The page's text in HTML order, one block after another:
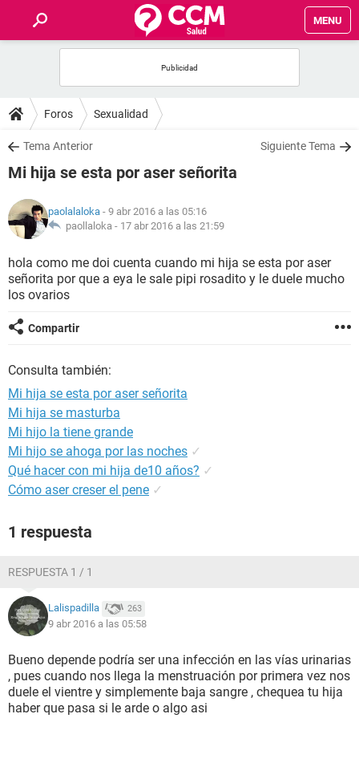
MENU
FOROS
SALUD
FAMILIA
NUTRICIÓN
BIENESTAR
Foros Sexualidad
Tema Anterior Siguiente Tema
Mi hija se esta por aser señorita
paolalaloka - 9 abr 2016 a las 05:16
paollaloka - 17 abr 2016 a las 21:59
hola como me doi cuenta cuando mi hija se esta por aser
señorita por que a eya le sale pipi rosadito y le duele mucho
los ovarios
Compartir
Consulta también:
Mi hija se esta por aser señorita
Mi hija se masturba
Mi hijo la tiene grande
Mi hijo se ahoga por las noches ✓
Qué hacer con mi hija de10 años? ✓
Cómo aser creser el pene ✓
1 respuesta
RESPUESTA 1 / 1
Lalispadilla 263
9 abr 2016 a las 05:58
Bueno depende podría ser una infección en las vías urinarias
, pues cuando nos llega la menstruación por primera vez nos
duele el vientre y simplemente baja sangre , chequea tu hija
haber que pasa si le arde o algo asi